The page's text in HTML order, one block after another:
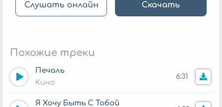
Слушать онлайн Скачать
Похожие треки
Печаль
Кино
6:31
Я Хочу Быть С Тобой